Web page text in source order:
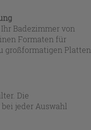
Badezimmer von
Formaten für
großformatigen Platten
Auswahl finden Sie
in Blau- und
Zonen wie
zu definieren. Als
sich sowohl für
Retro-, Vintage- oder
Die
jeder Auswahl